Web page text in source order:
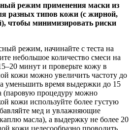
режим применения маски из
разных типов кожи (с жирной,
чтобы минимизировать риски
режим, начинайте с теста на
небольшое количество смеси на
минут и проверьте кожу в
кожи можно увеличить частоту до
уменьшить время выдержки до 15
(паровую процедуру можно
кожи используйте более густую
мед и увлажняющие
масла), а выдержку не более 20
кожи целесообразно проводить